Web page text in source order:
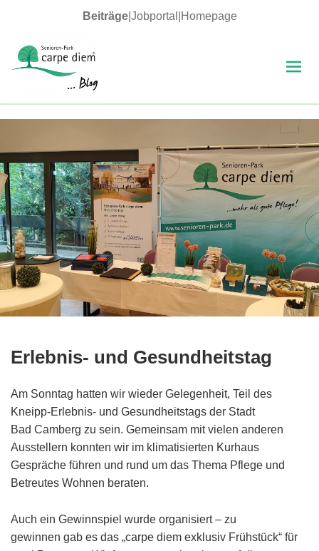
Beiträge| Jobportal Homepage
carpe diem Blog
Erlebnis- und Gesundheitstag
Am Sonntag hatten wir wieder Gelegenheit, Teil des
Kneipp-Erlebnis- und Gesundheitstags der Stadt
Bad Camberg zu sein. Gemeinsam mit vielen anderen
Ausstellern konnten wir im klimatisierten Kurhaus
Gespräche führen und rund um das Thema Pflege und
Betreutes Wohnen beraten.
Auch ein Gewinnspiel wurde organisiert – zu
gewinnen gab es das „carpe diem exklusiv Frühstück“ für